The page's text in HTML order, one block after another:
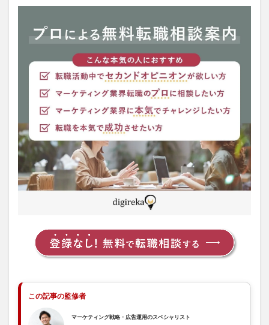
タル
株式
会社
イ・
ム・
ジェ
イ
アク
セン
チュ
4
株式
ー・
コミ
ュニ
この記事の監修者
マーケティング戦略・広告運用のスペシャリスト